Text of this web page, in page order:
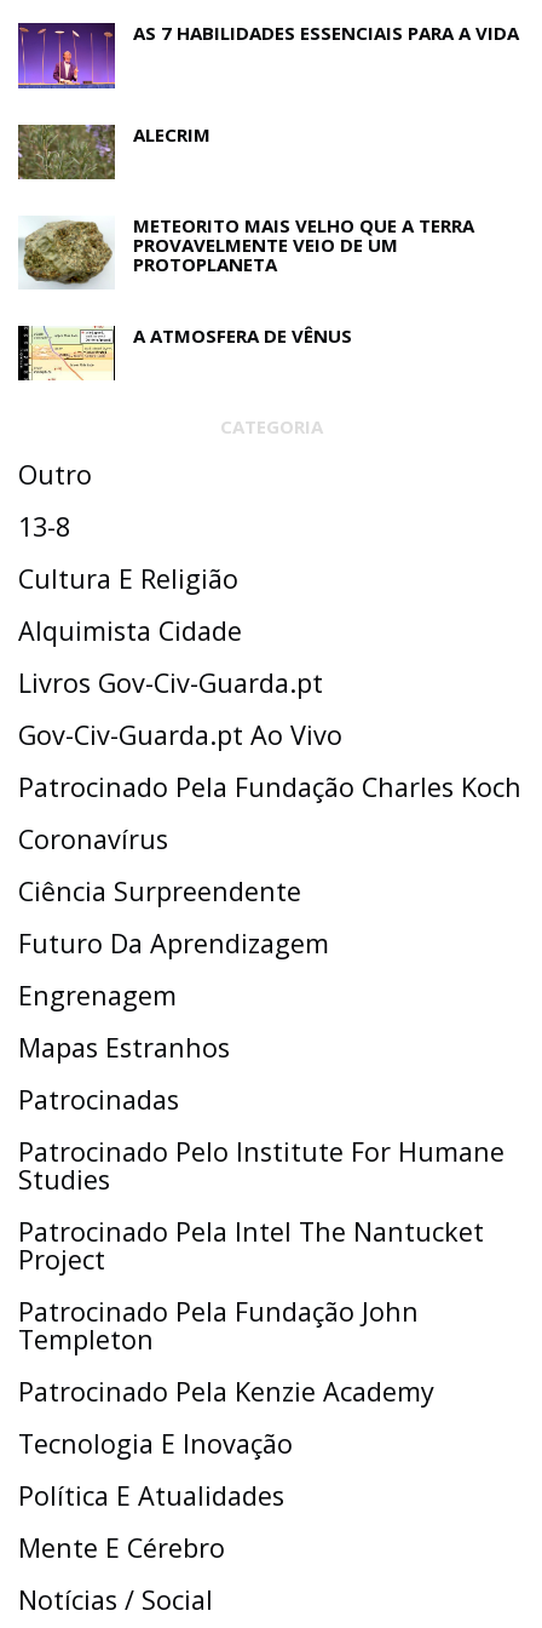
AS 7 HABILIDADES ESSENCIAIS PARA A VIDA
ALECRIM
METEORITO MAIS VELHO QUE A TERRA
PROVAVELMENTE VEIO DE UM
PROTOPLANETA
A ATMOSFERA DE VÊNUS
CATEGORIA
Outro
13-8
Cultura E Religião
Alquimista Cidade
Livros Gov-Civ-Guarda.pt
Gov-Civ-Guarda.pt Ao Vivo
Patrocinado Pela Fundação Charles Koch
Coronavírus
Ciência Surpreendente
Futuro Da Aprendizagem
Engrenagem
Mapas Estranhos
Patrocinadas
Patrocinado Pelo Institute For Humane
Studies
Patrocinado Pela Intel The Nantucket
Project
Patrocinado Pela Fundação John
Templeton
Patrocinado Pela Kenzie Academy
Tecnologia E Inovação
Política E Atualidades
Mente E Cérebro
Notícias / Social